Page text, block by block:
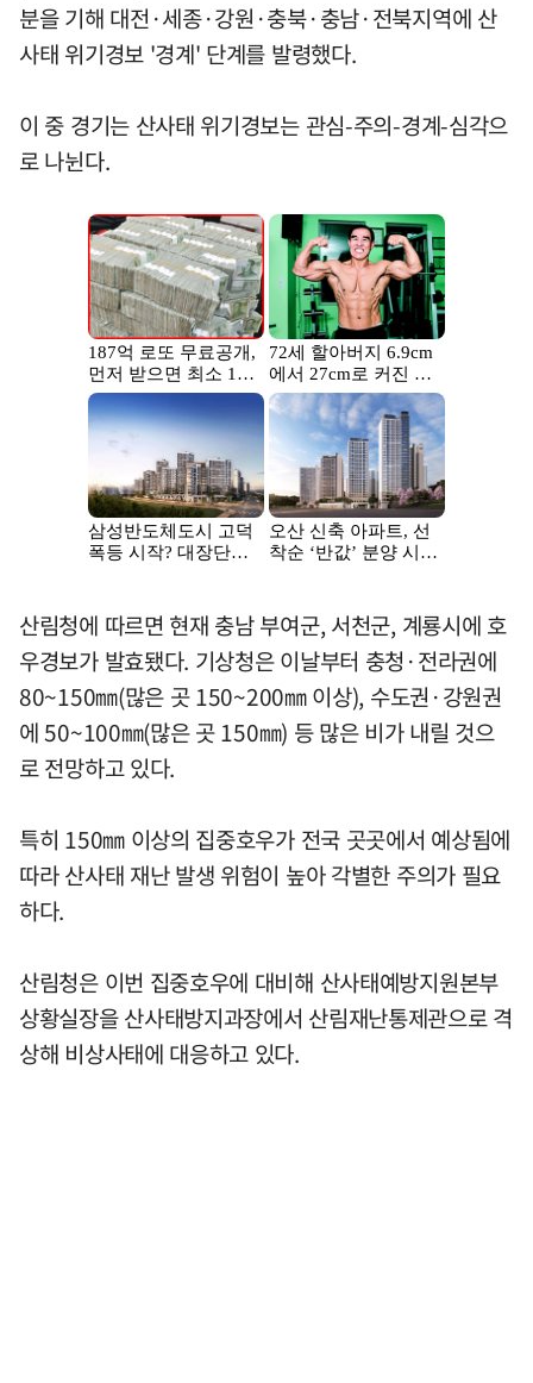
분을 기해 대전·세종·강원·충북·충남·전북지역에 산
사태 위기경보 '경계' 단계를 발령했다.
이 중 경기는 산사태 위기경보는 관심-주의-경계-심각으
로 나뉜다.
산림청에 따르면 현재 충남 부여군, 서천군, 계룡시에 호
우경보가 발효됐다. 기상청은 이날부터 충청·전라권에
80~150㎜(많은 곳 150~200㎜ 이상), 수도권·강원권
에 50~100㎜(많은 곳 150㎜) 등 많은 비가 내릴 것으
로 전망하고 있다.
특히 150㎜ 이상의 집중호우가 전국 곳곳에서 예상됨에
따라 산사태 재난 발생 위험이 높아 각별한 주의가 필요
하다.
산림청은 이번 집중호우에 대비해 산사태예방지원본부
상황실장을 산사태방지과장에서 산림재난통제관으로 격
상해 비상사태에 대응하고 있다.